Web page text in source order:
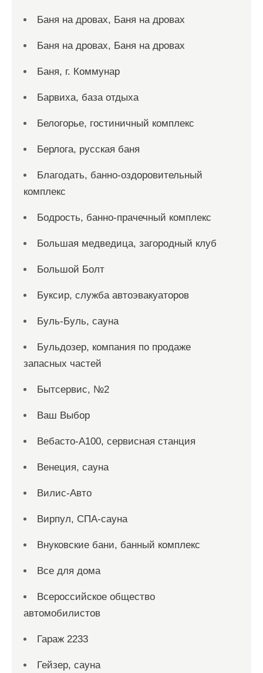
Баня на дровах, Баня на дровах
Баня на дровах, Баня на дровах
Баня, г. Коммунар
Барвиха, база отдыха
Белогорье, гостиничный комплекс
Берлога, русская баня
Благодать, банно-оздоровительный
комплекс
Бодрость, банно-прачечный комплекс
Большая медведица, загородный клуб
Большой Болт
Буксир, служба автоэвакуаторов
Буль-Буль, сауна
Бульдозер, компания по продаже
запасных частей
Бытсервис, №2
Ваш Выбор
Вебасто-А100, сервисная станция
Венеция, сауна
Вилис-Авто
Вирпул, СПА-сауна
Внуковские бани, банный комплекс
Все для дома
Всероссийское общество
автомобилистов
Гараж 2233
Гейзер, сауна